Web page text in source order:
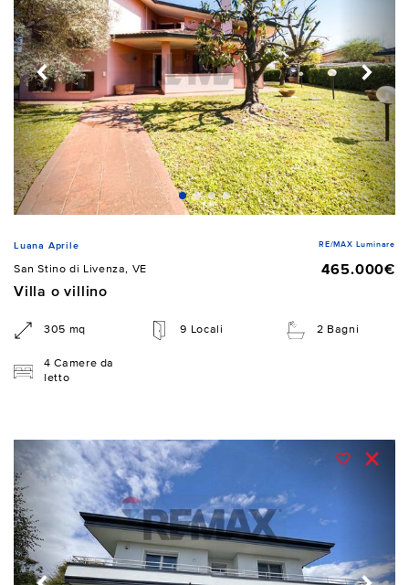
Luana Aprile RE/MAX Luminare
San Stino di Livenza, VE
465.000€
Villa o villino
305 mq 9 Locali 2 Bagni
4 Camere da
letto